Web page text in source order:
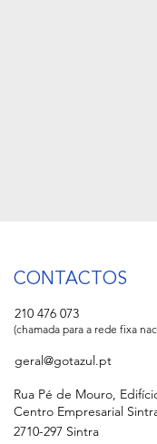
CONTACTOS
210 476 073
(chamada para a rede fixa
geral@gotazul.pt
Rua Pé de Mouro,
Centro Empresarial
2710-297 Sintra